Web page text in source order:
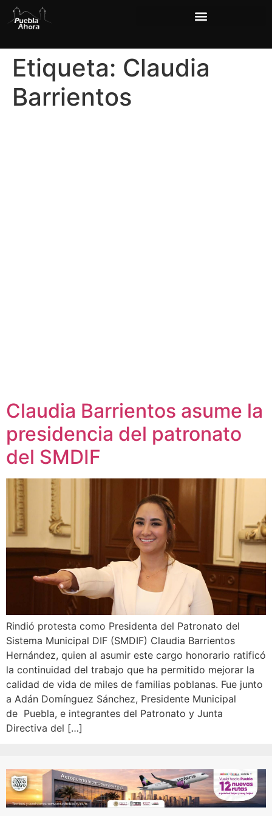
Etiqueta: Claudia
Barrientos
Claudia Barrientos asume la
presidencia del patronato
del SMDIF
Rindió protesta como Presidenta del Patronato del
Sistema Municipal DIF (SMDIF) Claudia Barrientos
Hernández, quien al asumir este cargo honorario ratificó
la continuidad del trabajo que ha permitido mejorar la
calidad de vida de miles de familias poblanas. Fue junto
a Adán Domínguez Sánchez, Presidente Municipal
de Puebla, e integrantes del Patronato y Junta
Directiva del […]